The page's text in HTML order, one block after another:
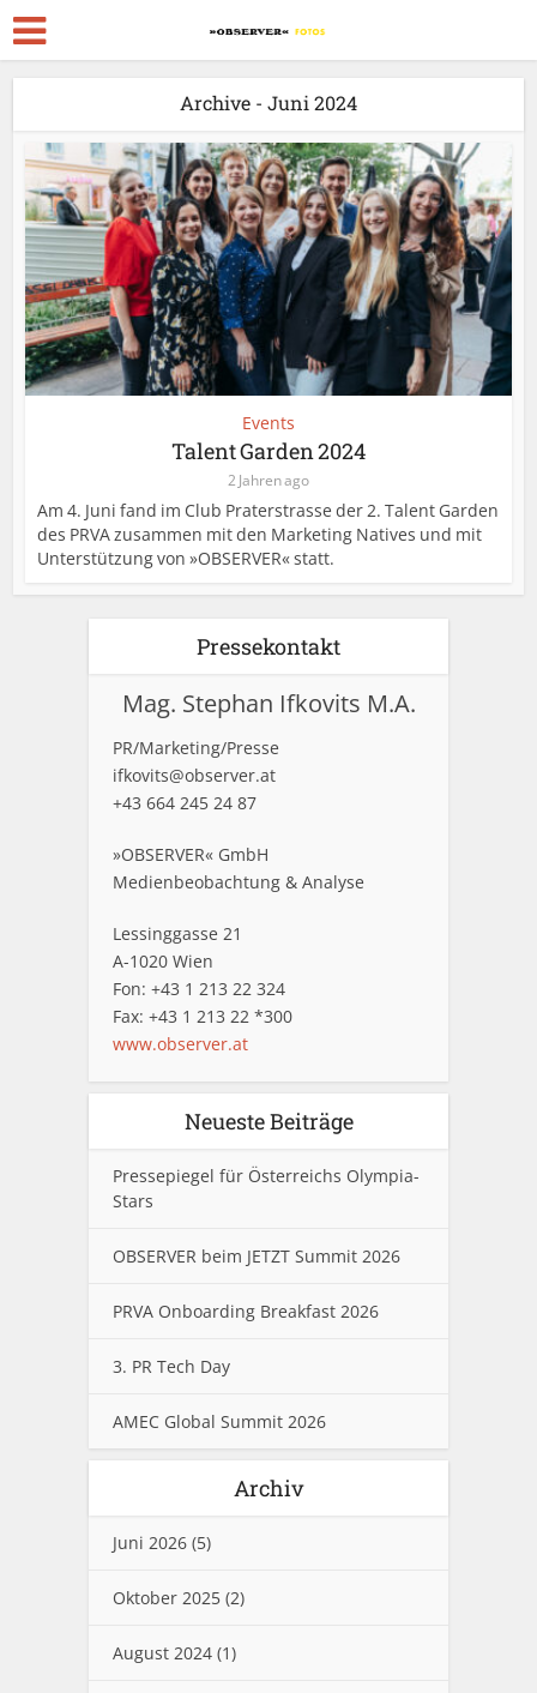
Archive - Juni 2024
Events
Talent Garden 2024
2 Jahren ago
Am 4. Juni fand im Club Praterstrasse der 2. Talent Garden
des PRVA zusammen mit den Marketing Natives und mit
Unterstützung von »OBSERVER« statt.
Pressekontakt
Mag. Stephan Ifkovits M.A.
PR/Marketing/Presse
ifkovits@observer.at
+43 664 245 24 87
»OBSERVER« GmbH
Medienbeobachtung & Analyse
Lessinggasse 21
A-1020 Wien
Fon: +43 1 213 22 324
Fax: +43 1 213 22 *300
www.observer.at
Neueste Beiträge
Pressepiegel für Österreichs Olympia-
Stars
OBSERVER beim JETZT Summit 2026
PRVA Onboarding Breakfast 2026
3. PR Tech Day
AMEC Global Summit 2026
Archiv
Juni 2026 (5)
Oktober 2025 (2)
August 2024 (1)